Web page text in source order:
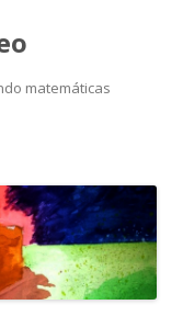
matemáticas